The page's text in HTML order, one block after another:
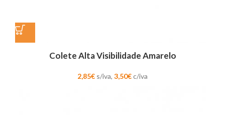
Colete Alta Visibilidade Amarelo
2,85€ s/iva, 3,50€c/iva